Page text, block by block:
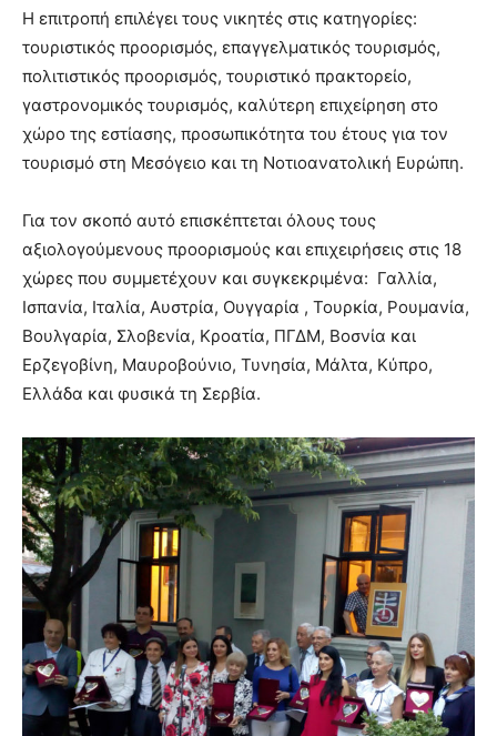
Η επιτροπή επιλέγει τους νικητές στις κατηγορίες:
τουριστικός προορισμός, επαγγελματικός τουρισμός,
πολιτιστικός προορισμός, τουριστικό πρακτορείο,
γαστρονομικός τουρισμός, καλύτερη επιχείρηση στο
χώρο της εστίασης, προσωπικότητα του έτους για τον
τουρισμό στη Μεσόγειο και τη Νοτιοανατολική Ευρώπη.
Για τον σκοπό αυτό επισκέπτεται όλους τους
αξιολογούμενους προορισμούς και επιχειρήσεις στις 18
χώρες που συμμετέχουν και συγκεκριμένα: Γαλλία,
Ισπανία, Ιταλία, Αυστρία, Ουγγαρία , Τουρκία, Ρουμανία,
Βουλγαρία, Σλοβενία, Κροατία, ΠΓΔΜ, Βοσνία και
Ερζεγοβίνη, Μαυροβούνιο, Τυνησία, Μάλτα, Κύπρο,
Ελλάδα και φυσικά τη Σερβία.